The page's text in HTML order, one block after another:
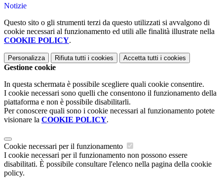
Notizie
Questo sito o gli strumenti terzi da questo utilizzati si avvalgono di
cookie necessari al funzionamento ed utili alle finalità illustrate nella
COOKIE POLICY.
Personalizza Rifiuta tutti i cookies Accetta tutti i cookies
Gestione cookie
In questa schermata è possibile scegliere quali cookie consentire.
I cookie necessari sono quelli che consentono il funzionamento della
piattaforma e non è possibile disabilitarli.
Per conoscere quali sono i cookie necessari al funzionamento potete
visionare la COOKIE POLICY.
Cookie necessari per il funzionamento
I cookie necessari per il funzionamento non possono essere
disabilitati. È possibile consultare l'elenco nella pagina della cookie
policy.